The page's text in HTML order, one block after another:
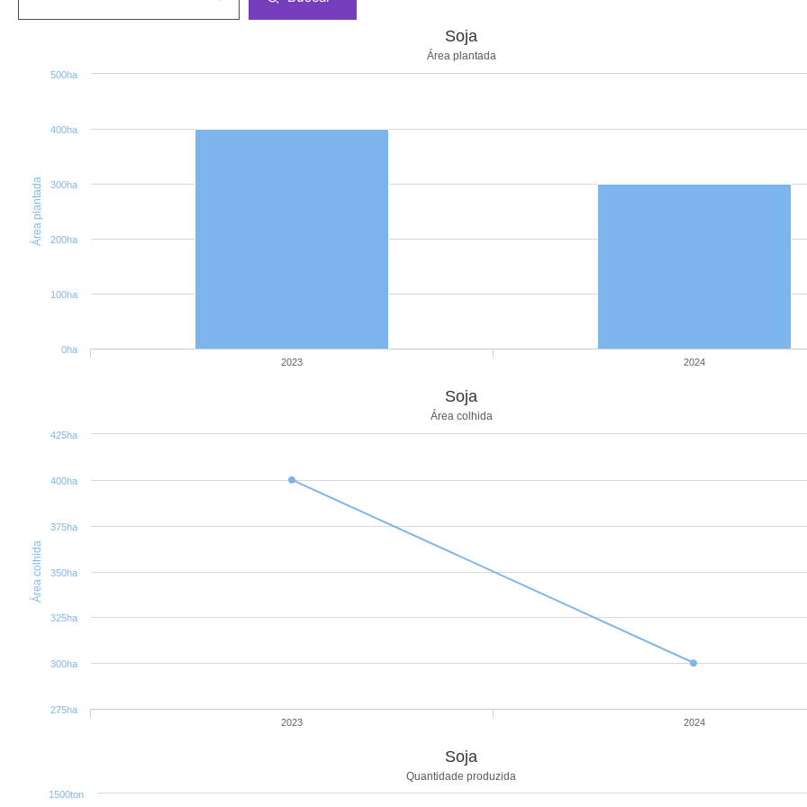
Área plantada
Soja
Área plantada
2023 2024
0ha
100ha
200ha
300ha
400ha
500ha
Área colhida
Soja
Área colhida
2023 2024
275ha
300ha
325ha
350ha
375ha
400ha
425ha
Soja
Quantidade produzida
1500ton